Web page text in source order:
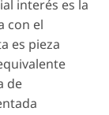
interés es la
con el
es pieza
de